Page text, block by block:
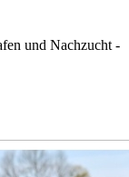
und Nachzucht -